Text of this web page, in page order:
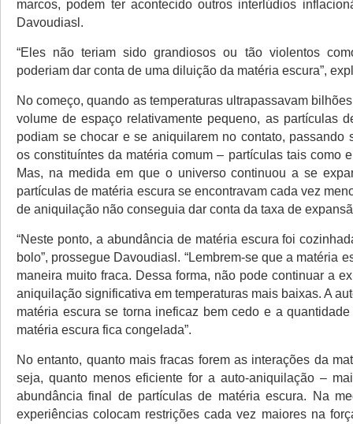
marcos, podem ter acontecido outros interlúdios
Davoudiasl.
“Eles não teriam sido grandiosos ou tão violentos
poderiam dar conta de uma diluição da matéria escura”,
No começo, quando as temperaturas ultrapassavam
volume de espaço relativamente pequeno, as partículas
podiam se chocar e se aniquilarem no contato, passando
os constituíntes da matéria comum – partículas tais como
Mas, na medida em que o universo continuou a se
partículas de matéria escura se encontravam cada vez
de aniquilação não conseguia dar conta da taxa de
“Neste ponto, a abundância de matéria escura foi
bolo”, prossegue Davoudiasl. “Lembrem-se que a matéria
maneira muito fraca. Dessa forma, não pode continuar a
aniquilação significativa em temperaturas mais baixas. A
matéria escura se torna ineficaz bem cedo e a
matéria escura fica congelada”.
No entanto, quanto mais fracas forem as interações da
seja, quanto menos eficiente for a auto-aniquilação –
abundância final de partículas de matéria escura. Na
experiências colocam restrições cada vez maiores na